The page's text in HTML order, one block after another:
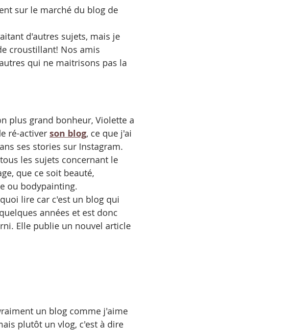
sur le marché du blog de
d'autres sujets, mais je
croustillant! Nos amis
qui ne maitrisons pas la
plus grand bonheur, Violette a
ré-activer son blog, ce que j'ai
ses stories sur Instagram.
les sujets concernant le
que ce soit beauté,
ou bodypainting.
lire car c'est un blog qui
années et est donc
Elle publie un nouvel article
un blog comme j'aime
plutôt un vlog, c'est à dire